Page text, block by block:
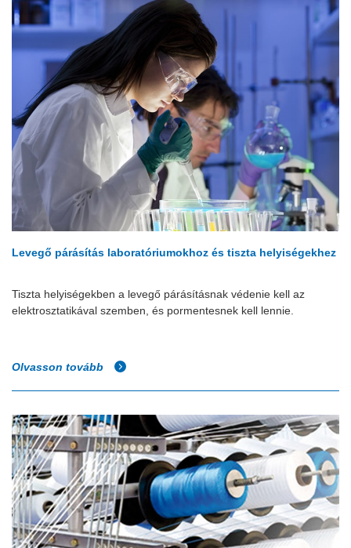
Levegő párásítás laboratóriumokhoz és tiszta helyiségekhez
Tiszta helyiségekben a levegő párásításnak védenie kell az
elektrosztatikával szemben, és pormentesnek kell lennie.
Olvasson tovább